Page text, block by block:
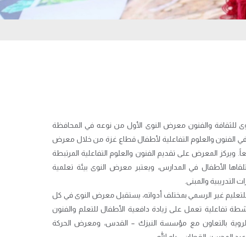
نوى للثقافة والفنون معرض النوى الأول من نوعه في المحافظة
في الفنون والعلوم التفاعلية لأطفال قطاع غزة من خلال معرض
(250) متراً مربعاً. ويركز المعرض على تقديم الفنون والعلوم التفاعلية المرتبطة
الأطفال في المدارس، ويعتبر معرض النوى بيئة تعلمية
والمبنى.
غير الرسمي بمختلف أدواته، يستقبل معرض النوى في كل
تفاعلية تعمل على زيادة دافعية الأطفال للتعلم والفنون
بالتعاون مع مؤسسة النيزك – القدس، ومعرض الحركة